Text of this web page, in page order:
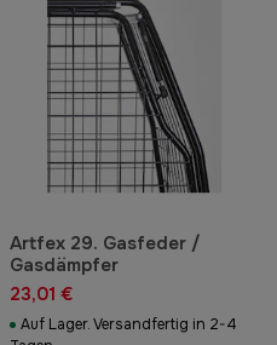
Artfex 29. Gasfeder /
Gasdämpfer
23,01 €
Auf Lager. Versandfertig in 2-4